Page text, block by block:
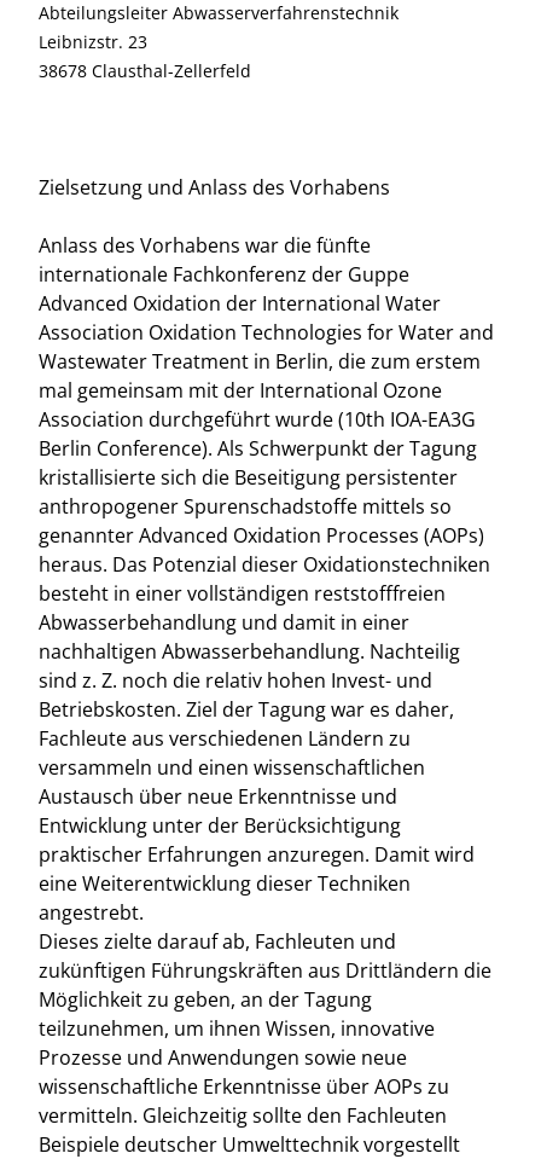
Abteilungsleiter Abwasserverfahrenstechnik
Leibnizstr. 23
38678 Clausthal-Zellerfeld
Zielsetzung und Anlass des Vorhabens
Anlass des Vorhabens war die fünfte
internationale Fachkonferenz der Guppe
Advanced Oxidation der International Water
Association Oxidation Technologies for Water and
Wastewater Treatment in Berlin, die zum erstem
mal gemeinsam mit der International Ozone
Association durchgeführt wurde (10th IOA-EA3G
Berlin Conference). Als Schwerpunkt der Tagung
kristallisierte sich die Beseitigung persistenter
anthropogener Spurenschadstoffe mittels so
genannter Advanced Oxidation Processes (AOPs)
heraus. Das Potenzial dieser Oxidationstechniken
besteht in einer vollständigen reststofffreien
Abwasserbehandlung und damit in einer
nachhaltigen Abwasserbehandlung. Nachteilig
sind z. Z. noch die relativ hohen Invest- und
Betriebskosten. Ziel der Tagung war es daher,
Fachleute aus verschiedenen Ländern zu
versammeln und einen wissenschaftlichen
Austausch über neue Erkenntnisse und
Entwicklung unter der Berücksichtigung
praktischer Erfahrungen anzuregen. Damit wird
eine Weiterentwicklung dieser Techniken
angestrebt.
Dieses zielte darauf ab, Fachleuten und
zukünftigen Führungskräften aus Drittländern die
Möglichkeit zu geben, an der Tagung
teilzunehmen, um ihnen Wissen, innovative
Prozesse und Anwendungen sowie neue
wissenschaftliche Erkenntnisse über AOPs zu
vermitteln. Gleichzeitig sollte den Fachleuten
Beispiele deutscher Umwelttechnik vorgestellt